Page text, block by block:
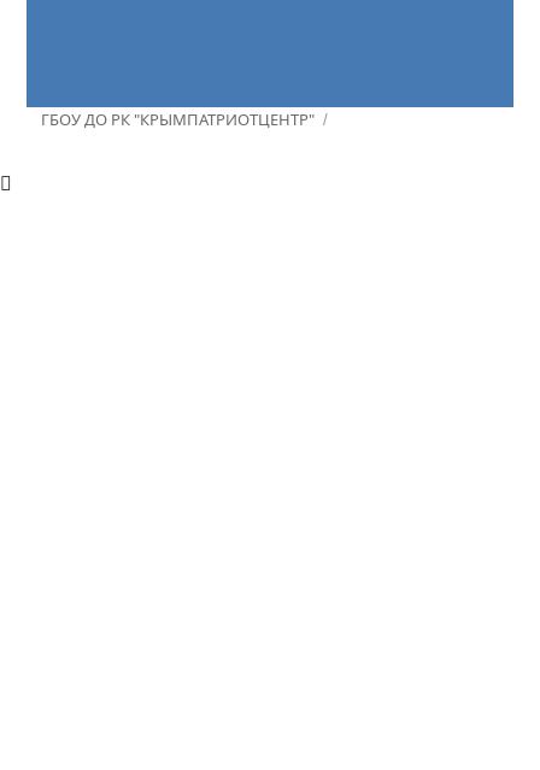
ГБОУ ДО РК "КРЫМПАТРИОТЦЕНТР"